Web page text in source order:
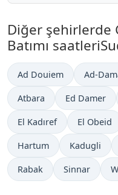
Diğer şehirlerde
Batımı
Ad Douiem Ad-
Atbara Ed Damer
El Kadıref El Obeid
Hartum Kadugli
Rabak Sinnar